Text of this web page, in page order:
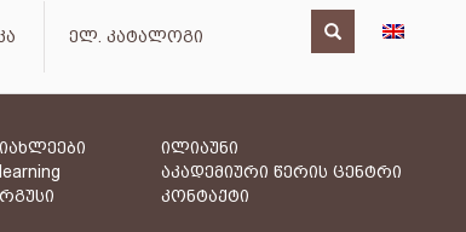
ელ. კატალოგი
ილიაუნი
აკადემიური წერის ცენტრი
კონტაქტი